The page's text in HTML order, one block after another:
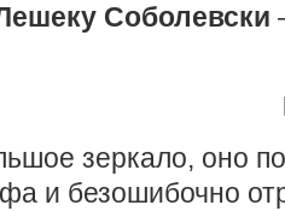
Соболевски
зеркало, оно
и безошибочно